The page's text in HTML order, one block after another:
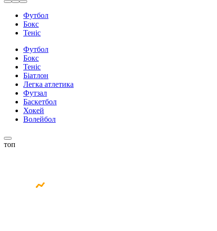
Футбол
Бокс
Теніс
Футбол
Бокс
Теніс
Біатлон
Легка атлетика
Футзал
Баскетбол
Хокей
Волейбол
топ